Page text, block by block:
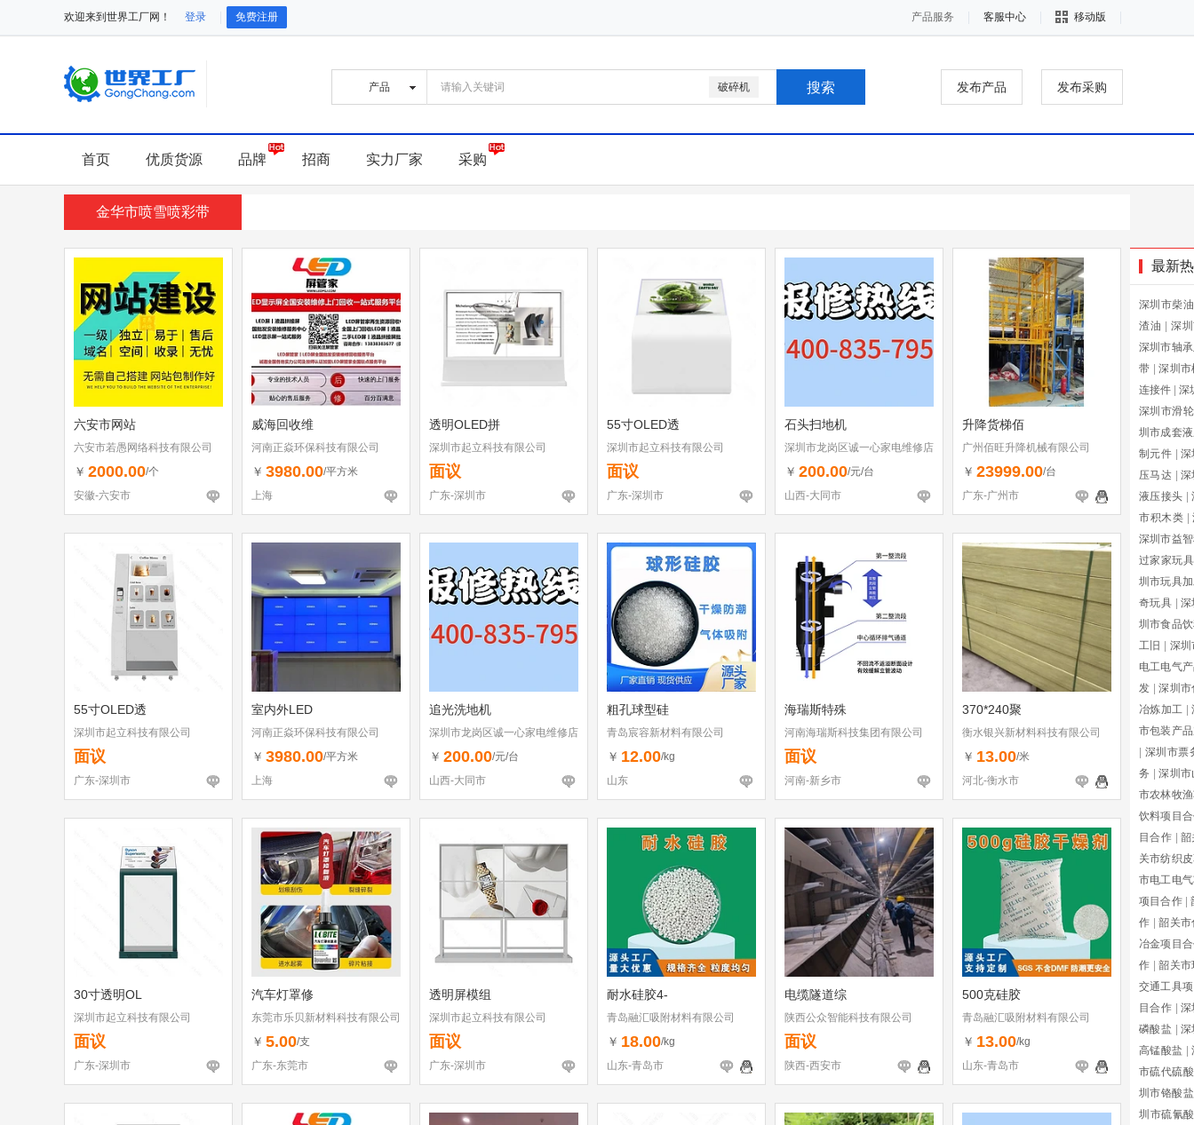
欢迎来到世界工厂网！ 登录 免费注册 产品服务 客服中心 移动版
破碎机 发布产品 发布采购
首页 优质货源 品牌 招商 实力厂家 采购
金华市喷雪喷彩带
六安市网站
六安市若愚网络科技有限公司
￥ 2000.00/个
安徽-六安市
威海回收维
河南正焱环保科技有限公司
￥ 3980.00/平方米
上海
透明OLED拼
深圳市起立科技有限公司
面议
广东-深圳市
55寸OLED透
深圳市起立科技有限公司
面议
广东-深圳市
石头扫地机
深圳市龙岗区诚一心家电维修店
（个体工商户）
￥ 200.00/元/台
山西-大同市
升降货梯佰
广州佰旺升降机械有限公司
￥ 23999.00/台
广东-广州市
55寸OLED透
深圳市起立科技有限公司
面议
广东-深圳市
室内外LED
河南正焱环保科技有限公司
￥ 3980.00/平方米
上海
追光洗地机
深圳市龙岗区诚一心家电维修店
（个体工商户）
￥ 200.00/元/台
山西-大同市
粗孔球型硅
青岛宸容新材料有限公司
￥ 12.00/kg
山东
海瑞斯特殊
河南海瑞斯科技集团有限公司
面议
河南-新乡市
370*240聚
衡水银兴新材料科技有限公司
￥ 13.00/米
河北-衡水市
30寸透明OL
深圳市起立科技有限公司
面议
广东-深圳市
汽车灯罩修
东莞市乐贝新材料科技有限公司
￥ 5.00/支
广东-东莞市
透明屏模组
深圳市起立科技有限公司
面议
广东-深圳市
耐水硅胶4-
青岛融汇吸附材料有限公司
￥ 18.00/kg
山东-青岛市
电缆隧道综
陕西公众智能科技有限公司
面议
陕西-西安市
500克硅胶
青岛融汇吸附材料有限公司
￥ 13.00/kg
山东-青岛市
最新
深圳市柴油
渣油
深
深圳市轴
带
深圳市
连接件
深
深圳市滑轮
圳市成套
制元件
深
压马达
深
液压接头
市积木类
深圳市益
过家家玩具
圳市玩具
奇玩具
深
圳市食品
工旧
深
电工电气
发
深圳市
冶炼加工
市包装产
深圳市票
务
深圳市
市农林牧
饮料项目
目合作
韶
关市纺织
市电工电
项目合作
作
韶关市
冶金项目
作
韶关市
交通工具
目合作
深
磷酸盐
深
高锰酸盐
市硫代硫
圳市铬酸盐
圳市硫氰